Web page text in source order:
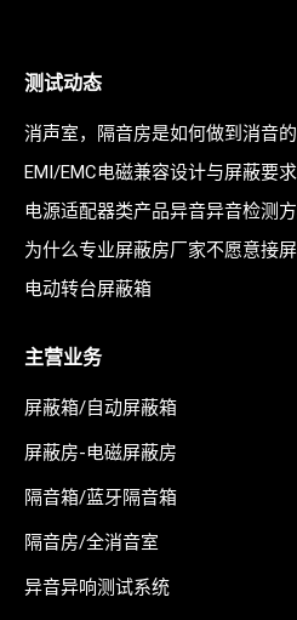
测试动态
消声室，隔音房是如何做到消音的
EMI/EMC电磁兼容设计与屏蔽要求
电源适配器类产品异音异音检测
为什么专业屏蔽房厂家不愿意接
电动转台屏蔽箱
主营业务
屏蔽箱/自动屏蔽箱
屏蔽房-电磁屏蔽房
隔音箱/蓝牙隔音箱
隔音房/全消音室
异音异响测试系统